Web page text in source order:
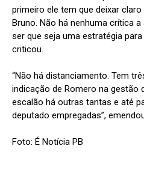
primeiro ele tem que deixar
Bruno. Não há nenhuma crítica
ser que seja uma estratégia
criticou.
“Não há distanciamento. Tem
indicação de Romero na gestão
escalão há outras tantas e até
deputado empregadas”,
Foto: É Notícia PB